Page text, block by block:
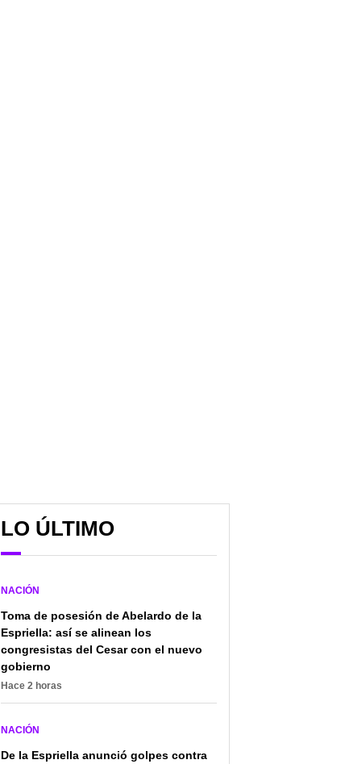
LO ÚLTIMO
NACIÓN
Toma de posesión de Abelardo de la
Espriella: así se alinean los
congresistas del Cesar con el nuevo
gobierno
Hace 2 horas
NACIÓN
De la Espriella anunció golpes contra